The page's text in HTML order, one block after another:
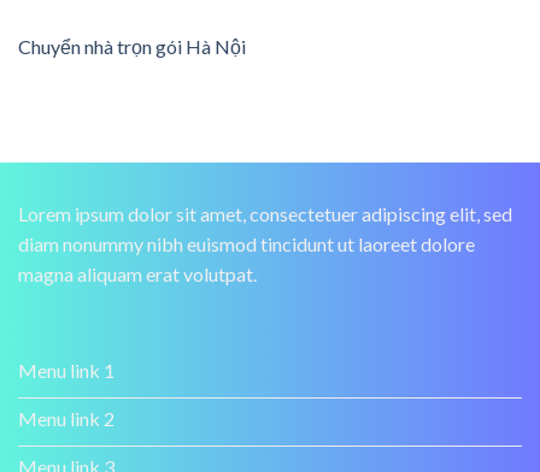
Chuyển nhà trọn gói Hà Nội
Lorem ipsum dolor sit amet, consectetuer adipiscing elit, sed
diam nonummy nibh euismod tincidunt ut laoreet dolore
magna aliquam erat volutpat.
Menu link 1
Menu link 2
Menu link 3